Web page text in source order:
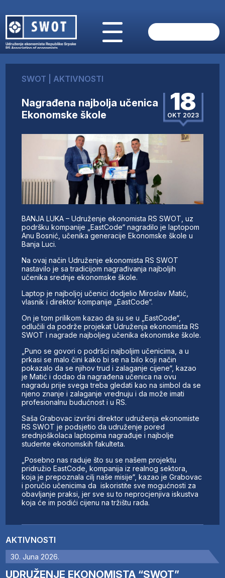
O NAMA
AKTUELNO
ANALIZE
FINANSIJE
IZ STRANIH MEDIJA
SWOT INTERVJU
UČLANI SE
KONTAKT
AKTIVNOSTI
30. Juna 2026.
UDRUŽENJE EKONOMISTA “SWOT”
SWOT AKTIVNOSTI
Nagrađena najbolja učenica
Ekonomske škole
18
OKT 2023
BANJA LUKA – Udruženje ekonomista RS SWOT, uz
podršku kompanije „EastCode“ nagradilo je laptopom
Anu Bosnić, učenika generacije Ekonomske škole u
Banja Luci.
Na ovaj način Udruženje ekonomista RS SWOT
nastavilo je sa tradicijom nagrađivanja najboljih
učenika srednje ekonomske škole.
Laptop je najboljoj učenici dodjelio Miroslav Matić,
vlasnik i direktor kompanije „EastCode“.
On je tom prilikom kazao da su se u „EastCode“,
odlučili da podrže projekat Udruženja ekonomista RS
SWOT i nagrade najboljeg učenika ekonomske škole.
„Puno se govori o podršci najboljim učenicima, a u
prkasi se malo čini kako bi se na bilo koji način
pokazalo da se njihov trud i zalaganje cijene“, kazao
je Matić i dodao da nagrađena učenica na ovu
nagradu prije svega treba gledati kao na simbol da se
njeno znanje i zalaganje vrednuju i da može imati
profesionalnu budućnost i u RS.
Saša Grabovac izvršni direktor udruženja ekonomiste
RS SWOT je podsjetio da udruženje pored
srednjoškolaca laptopima nagrađuje i najbolje
studente ekonomskih fakulteta.
„Posebno nas raduje što su se našem projektu
pridružio EastCode, kompanija iz realnog sektora,
koja je prepoznala cilj naše misije“, kazao je Grabovac
i poručio učenicima da iskoristite sve mogućnosti za
obavljanje praksi, jer sve su to neprocjenjiva iskustva
koja će im podići cijenu na tržištu rada.